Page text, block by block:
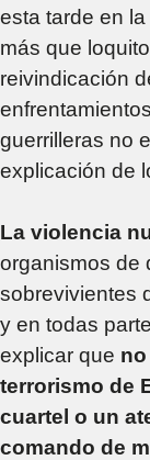
esta tarde en
más que
reivindicación
guerrilleras no
explicación de
La violencia
organismos de
sobrevivientes
y en todas
explicar que no
terrorismo de
cuartel o un
comando de